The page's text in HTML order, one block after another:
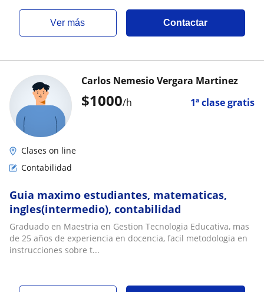
ver más Contactar
$1000/h 1ª clase gratis
Carlos Nemesio Vergara Martinez
Clases on line
Contabilidad
Guia maximo estudiantes, matematicas,
ingles(intermedio), contabilidad
Graduado en Maestria en Gestion Tecnologia Educativa, mas
de 25 años de experiencia en docencia, facil metodologia en
instrucciones sobre t...